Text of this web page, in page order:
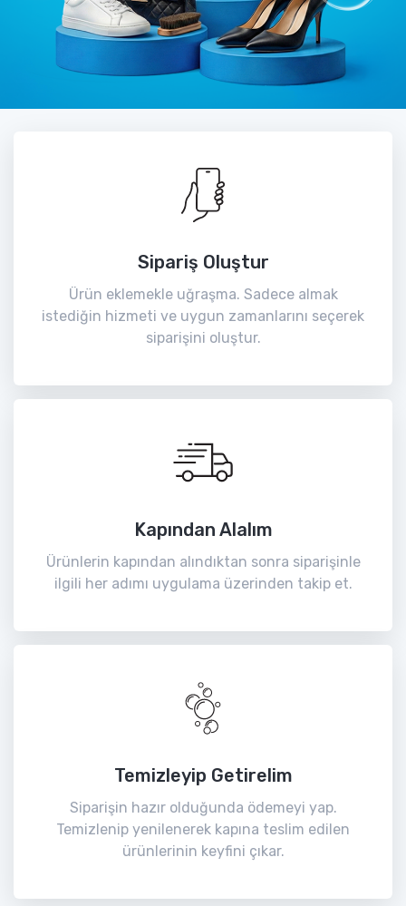
Sipariş Oluştur
Ürün eklemekle uğraşma. Sadece almak
istediğin hizmeti ve uygun zamanlarını seçerek
siparişini oluştur.
Kapından Alalım
Ürünlerin kapından alındıktan sonra siparişinle
ilgili her adımı uygulama üzerinden takip et.
Temizleyip Getirelim
Siparişin hazır olduğunda ödemeyi yap.
Temizlenip yenilenerek kapına teslim edilen
ürünlerinin keyfini çıkar.